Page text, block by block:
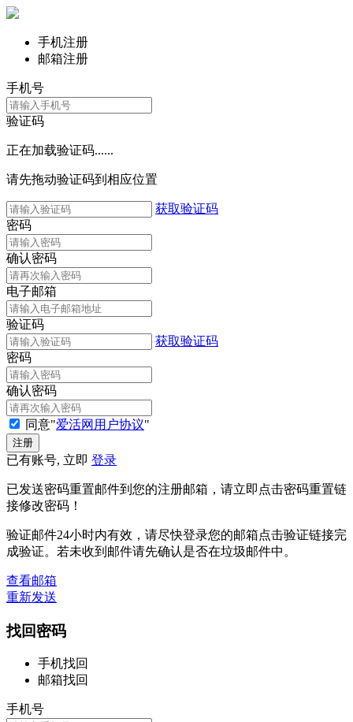
手机注册
邮箱注册
手机号
验证码
正在加载验证码......
请先拖动验证码到相应位置
获取验证码
密码
确认密码
电子邮箱
验证码
获取验证码
密码
确认密码
同意"爱活网用户协议"
已有账号, 立即 登录
已发送密码重置邮件到您的注册邮箱，请立即点击密码重置链
接修改密码！
验证邮件24小时内有效，请尽快登录您的邮箱点击验证链接完
成验证。若未收到邮件请先确认是否在垃圾邮件中。
查看邮箱
重新发送
找回密码
手机找回
邮箱找回
手机号